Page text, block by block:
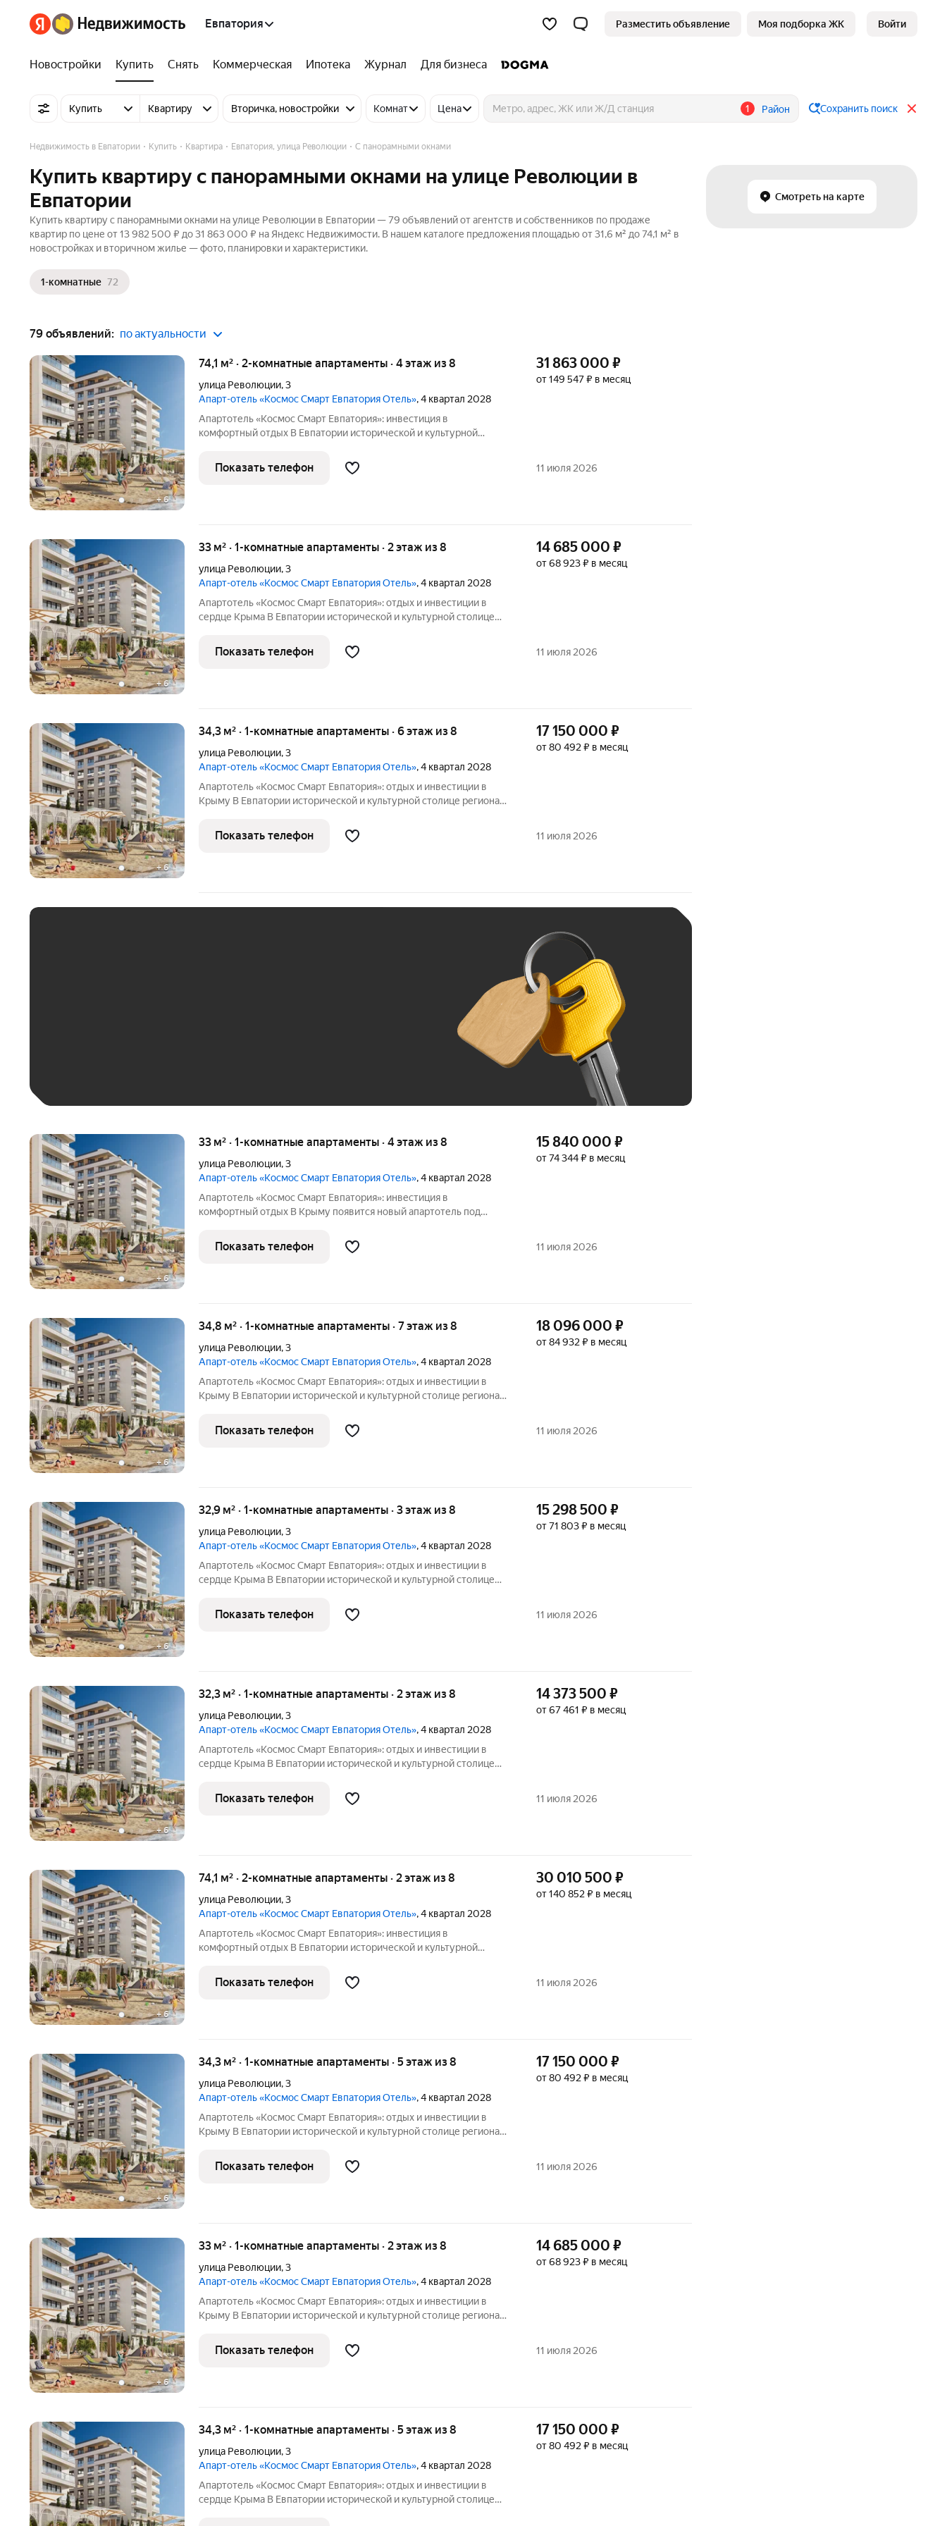
Евпатория Разместить объявление Моя подборка ЖК Войти
Новостройки Купить Снять Коммерческая Ипотека Журнал Для бизнеса
Купить Квартиру Вторичка, новостройки Комнат Цена 1 Район Сохранить поиск
Смотреть на карте
Недвижимость в Евпатории Купить Квартира Евпатория, улица Революции С панорамными окнами
Купить квартиру с панорамными окнами на улице Революции в
Евпатории
Купить квартиру с панорамными окнами на улице Революции в Евпатории — 79 объявлений от агентств и собственников по продаже
квартир по цене от 13 982 500 ₽ до 31 863 000 ₽ на Яндекс Недвижимости. В нашем каталоге предложения площадью от 31,6 м² до 74,1 м² в
новостройках и вторичном жилье — фото, планировки и характеристики.
1-комнатные 72
79 объявлений: по актуальности
+6
74,1 м² · 2-комнатные апартаменты · 4 этаж из 8
улица Революции,3
Апарт-отель «Космос Смарт Евпатория Отель», 4 квартал 2028
Апартотель «Космос Смарт Евпатория»: инвестиция в
комфортный отдых В Евпатории исторической и культурной
апартотель под управлением федерального оператора
CosmosHotelGroup. Проект входит в
31 863 000 ₽
от 149 547 ₽ в месяц
Показать телефон 11 июля 2026
+6
33 м² · 1-комнатные апартаменты · 2 этаж из 8
улица Революции,3
Апарт-отель «Космос Смарт Евпатория Отель», 4 квартал 2028
Апартотель «Космос Смарт Евпатория»: отдых и инвестиции в
сердце Крыма В Евпатории исторической и культурной столице
Евпатория». Это первый в Крыму отель под управлением
федерального оператора
14 685 000 ₽
от 68 923 ₽ в месяц
Показать телефон 11 июля 2026
+6
34,3 м² · 1-комнатные апартаменты · 6 этаж из 8
улица Революции,3
Апарт-отель «Космос Смарт Евпатория Отель», 4 квартал 2028
Апартотель «Космос Смарт Евпатория»: отдых и инвестиции в
Крыму В Евпатории исторической и культурной столице региона
Это первый в Крыму отель под управлением федерального
оператора
17 150 000 ₽
от 80 492 ₽ в месяц
Показать телефон 11 июля 2026
+6
33 м² · 1-комнатные апартаменты · 4 этаж из 8
улица Революции,3
Апарт-отель «Космос Смарт Евпатория Отель», 4 квартал 2028
Апартотель «Космос Смарт Евпатория»: инвестиция в
комфортный отдых В Крыму появится новый апартотель под
«Космос Смарт Евпатория». Проект обещает стать яркой
страницей в развитии курортной
15 840 000 ₽
от 74 344 ₽ в месяц
Показать телефон 11 июля 2026
+6
34,8 м² · 1-комнатные апартаменты · 7 этаж из 8
улица Революции,3
Апарт-отель «Космос Смарт Евпатория Отель», 4 квартал 2028
Апартотель «Космос Смарт Евпатория»: отдых и инвестиции в
Крыму В Евпатории исторической и культурной столице региона
Это первый в Крыму отель под управлением федерального
отельного
18 096 000 ₽
от 84 932 ₽ в месяц
Показать телефон 11 июля 2026
+6
32,9 м² · 1-комнатные апартаменты · 3 этаж из 8
улица Революции,3
Апарт-отель «Космос Смарт Евпатория Отель», 4 квартал 2028
Апартотель «Космос Смарт Евпатория»: отдых и инвестиции в
сердце Крыма В Евпатории исторической и культурной столице
Евпатория». Это первый в Крыму отель под управлением
федерального оператора
15 298 500 ₽
от 71 803 ₽ в месяц
Показать телефон 11 июля 2026
+6
32,3 м² · 1-комнатные апартаменты · 2 этаж из 8
улица Революции,3
Апарт-отель «Космос Смарт Евпатория Отель», 4 квартал 2028
Апартотель «Космос Смарт Евпатория»: отдых и инвестиции в
сердце Крыма В Евпатории исторической и культурной столице
Евпатория». Это первый в Крыму отель под управлением
федерального отельного
14 373 500 ₽
от 67 461 ₽ в месяц
Показать телефон 11 июля 2026
+6
74,1 м² · 2-комнатные апартаменты · 2 этаж из 8
улица Революции,3
Апарт-отель «Космос Смарт Евпатория Отель», 4 квартал 2028
Апартотель «Космос Смарт Евпатория»: инвестиция в
комфортный отдых В Евпатории исторической и культурной
управлением федерального отельного оператора
CosmosHotelGroup. Проект вошёл в федеральный
30 010 500 ₽
от 140 852 ₽ в месяц
Показать телефон 11 июля 2026
+6
34,3 м² · 1-комнатные апартаменты · 5 этаж из 8
улица Революции,3
Апарт-отель «Космос Смарт Евпатория Отель», 4 квартал 2028
Апартотель «Космос Смарт Евпатория»: отдых и инвестиции в
Крыму В Евпатории исторической и культурной столице региона
Это первый в Крыму отель под управлением федерального
оператора
17 150 000 ₽
от 80 492 ₽ в месяц
Показать телефон 11 июля 2026
+6
33 м² · 1-комнатные апартаменты · 2 этаж из 8
улица Революции,3
Апарт-отель «Космос Смарт Евпатория Отель», 4 квартал 2028
Апартотель «Космос Смарт Евпатория»: отдых и инвестиции в
Крыму В Евпатории исторической и культурной столице региона
Это первый в Крыму отель под управлением федерального
оператора
14 685 000 ₽
от 68 923 ₽ в месяц
Показать телефон 11 июля 2026
34,3 м² · 1-комнатные апартаменты · 5 этаж из 8
улица Революции,3
Апарт-отель «Космос Смарт Евпатория Отель», 4 квартал 2028
Апартотель «Космос Смарт Евпатория»: отдых и инвестиции в
сердце Крыма В Евпатории исторической и культурной столице
17 150 000 ₽
от 80 492 ₽ в месяц